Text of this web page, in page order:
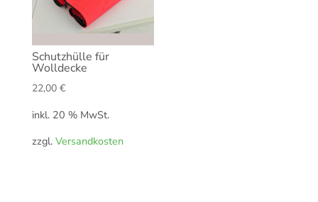
Schutzhülle für
Wolldecke
22,00 €
inkl. 20 % MwSt.
zzgl. Versandkosten